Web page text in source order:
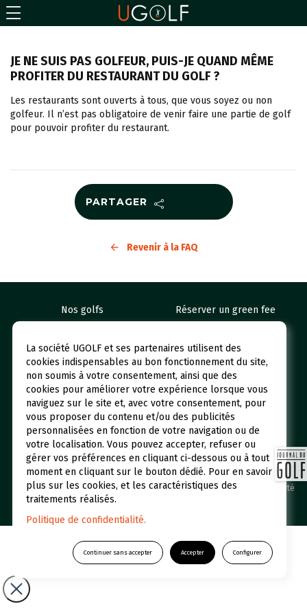
JE NE SUIS PAS GOLFEUR, PUIS-JE QUAND MÊME
PROFITER DU RESTAURANT DU GOLF ?
Les restaurants sont ouverts à tous, que vous soyez ou non
golfeur. Il n’est pas obligatoire de venir faire une partie de golf
pour pouvoir profiter du restaurant.
PARTAGER
Revenir à la FAQ
Nos golfs
Réserver un green fee
Qui sommes-nous ?
UGOLF Academy
Restaurants et Hôtels
Actualités
Foire aux questions
UGOLF © 2026 Une filiale du Groupe Duval /Politique de confidentialité
La société UGOLF et ses partenaires utilisent des
cookies indispensables au bon fonctionnement du site,
non soumis à votre consentement, ainsi que des
cookies pour améliorer votre expérience lorsque vous
naviguez sur le site et, avec votre consentement, pour
vous proposer du contenu et/ou des publicités
personnalisées en fonction de votre navigation ou de
votre localisation. Vous pouvez accepter, refuser ou
gérer vos préférences en cliquant ci-dessous ou à tout
moment en cliquant sur le bouton dédié. Pour en savoir
plus sur les cookies, et les caractéristiques des
traitements réalisés.
Politique de confidentialité.
Continuer sans accepter Accepter Configurer